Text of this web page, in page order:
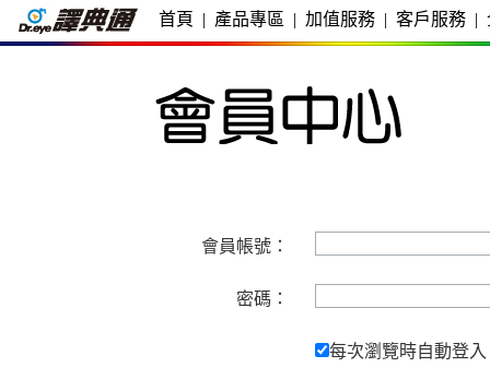
首頁 | 產品專區 | 加值服務 | 客戶服務 |
會員帳號：
密碼：
每次瀏覽時自動登入